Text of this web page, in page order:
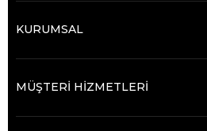
KURUMSAL
MÜŞTERİ HİZMETLERİ